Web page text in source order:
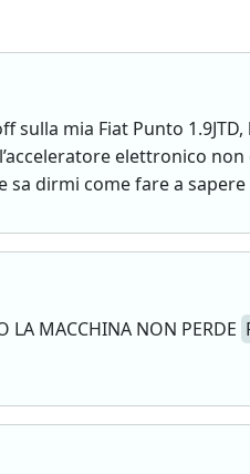
mia Fiat Punto
elettronico
dirmi come fare a sapere
LA MACCHINA NON PERDE